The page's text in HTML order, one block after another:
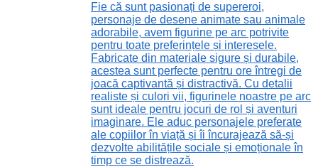
Fie că sunt pasionați de supereroi,
personaje de desene animate sau animale
adorabile, avem figurine pe arc potrivite
pentru toate preferințele și interesele.
Fabricate din materiale sigure și durabile,
acestea sunt perfecte pentru ore întregi de
joacă captivantă și distractivă. Cu detalii
realiste și culori vii, figurinele noastre pe arc
sunt ideale pentru jocuri de rol și aventuri
imaginare. Ele aduc personajele preferate
ale copiilor în viață și îi încurajează să-și
dezvolte abilitățile sociale și emoționale în
timp ce se distrează.